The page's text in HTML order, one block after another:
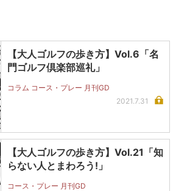
【大人ゴルフの歩き方】Vol.6「名
門ゴルフ倶楽部巡礼」
コラム コース・プレー 月刊GD
2021.7.31
【大人ゴルフの歩き方】Vol.21「知
らない人とまわろう!」
コース・プレー 月刊GD